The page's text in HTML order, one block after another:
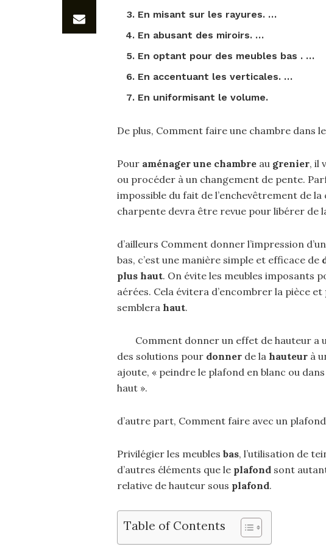
En misant sur les rayures. …
En abusant des miroirs. …
En optant pour des meubles bas . …
En accentuant les verticales. …
En uniformisant le volume.
De plus, Comment faire une chambre dans
Pour aménager une chambre au grenier, il
ou procéder à un changement de pente.
impossible du fait de l’enchevêtrement de la
charpente devra être revue pour libérer de
d’ailleurs Comment donner l’impression
bas, c’est une manière simple et efficace de
plus haut. On évite les meubles imposants
aérées. Cela évitera d’encombrer la pièce et
semblera haut.
Comment donner un effet de hauteur a
des solutions pour donner de la hauteur à
ajoute, « peindre le plafond en blanc ou
haut ».
d’autre part, Comment faire avec un plafond
Privilégier les meubles bas, l’utilisation de
d’autres éléments que le plafond sont
relative de hauteur sous plafond.
Table of Contents